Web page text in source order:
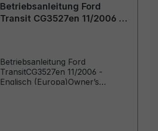
Betriebsanleitung Ford
Transit CG3527en 11/2006 -
Betriebsanleitung Ford
TransitCG3527en 11/2006 -
Englisch (Europa)Owner’s